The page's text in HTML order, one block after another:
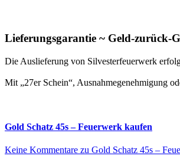
Lieferungsgarantie ~ Geld-zurück-
Die Auslieferung von Silvesterfeuerwerk
Mit „27er Schein“, Ausnahmegenehmigung
Gold Schatz 45s – Feuerwerk kaufen
Keine Kommentare zu Gold Schatz 45s –